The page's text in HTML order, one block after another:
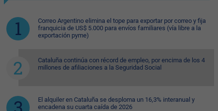
Correo Argentino elimina el tope para exportar por correo y fija
franquicia de US$ 5.000 para envíos familiares (vía libre a la
exportación pyme)
Cataluña continúa con récord de empleo, por encima de los 4
millones de afiliaciones a la Seguridad Social
El alquiler en Cataluña se desploma un 16,3% interanual y
encadena su cuarta caída de 2026